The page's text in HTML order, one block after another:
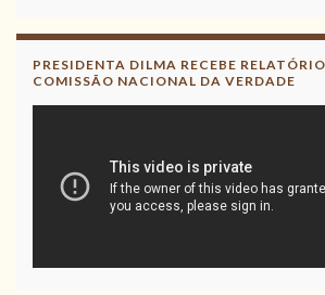
PRESIDENTA DILMA RECEBE
COMISSÃO NACIONAL DA VERDADE